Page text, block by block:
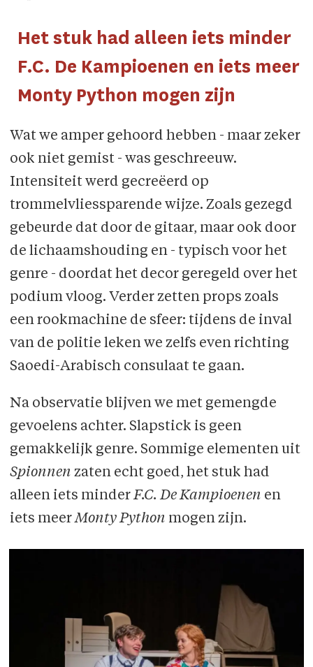
Het stuk had alleen iets minder
F.C. De Kampioenen en iets meer
Monty Python mogen zijn
Wat we amper gehoord hebben - maar zeker
ook niet gemist - was geschreeuw.
Intensiteit werd gecreëerd op
trommelvliessparende wijze. Zoals gezegd
gebeurde dat door de gitaar, maar ook door
de lichaamshouding en - typisch voor het
genre - doordat het decor geregeld over het
podium vloog. Verder zetten props zoals
een rookmachine de sfeer: tijdens de inval
van de politie leken we zelfs even richting
Saoedi-Arabisch consulaat te gaan.
Na observatie blijven we met gemengde
gevoelens achter. Slapstick is geen
gemakkelijk genre. Sommige elementen uit
Spionnen zaten echt goed, het stuk had
alleen iets minderF.C. De Kampioenen en
iets meerMonty Python mogen zijn.